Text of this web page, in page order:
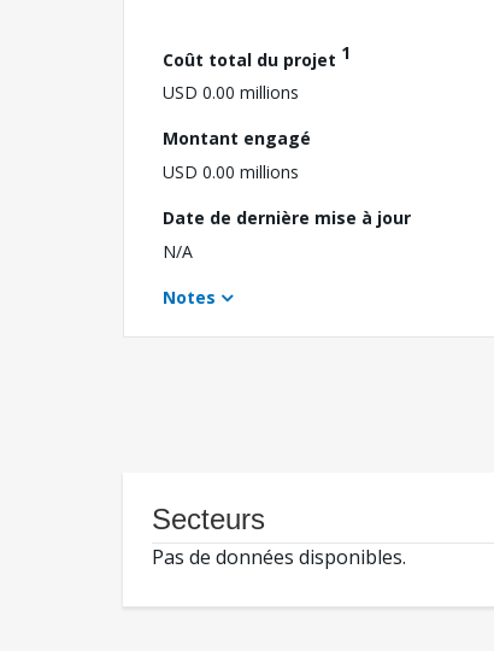
Coût total du projet 1
USD 0.00 millions
Montant engagé
USD 0.00 millions
Date de dernière mise à jour
N/A
Notes
Secteurs
Pas de données disponibles.